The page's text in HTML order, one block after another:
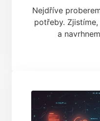
Nejdříve
potřeby.
a